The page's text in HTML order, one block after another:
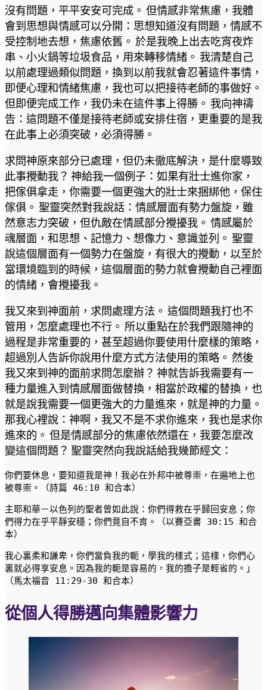
沒有問題，平平安安可完成。 但情感非常焦慮，我體
會到思想與情感可以分開：思想知道沒有問題，情感不
受控制地去想，焦慮依舊。 於是我晚上出去吃宵夜炸
串、小火鍋等垃圾食品，用來轉移情緒。 我清楚自己
以前處理過類似問題，換到以前我就會忍著這件事情，
即便心理和情緒焦慮，我也可以把接待老師的事做好。
但即便完成工作，我仍未在這件事上得勝。 我向神禱
告：這問題不僅是接待老師或安排住宿，更重要的是我
在此事上必須突破，必須得勝。
求問神原來部分已處理，但仍未徹底解決，是什麼導致
此事攪動我？ 神給我一個例子：如果有壯士進你家，
把傢俱拿走，你需要一個更強大的壯士來捆綁他，保住
傢俱。 聖靈突然對我說話：情感層面有勢力盤旋，雖
然意志力突破，但仇敵在情感部分攪擾我。 情感屬於
魂層面，和思想、記憶力、想像力、意識並列。 聖靈
說這個層面有一個勢力在盤旋，有很大的攪動，以至於
當環境臨到的時候，這個層面的勢力就會攪動自己裡面
的情緒，會攪擾我。
我又來到神面前，求問處理方法。 這個問題我打也不
管用，怎麼處理也不行。 所以重點在於我們跟隨神的
過程是非常重要的，甚至超過你要使用什麼樣的策略，
超過別人告訴你說用什麼方式方法使用的策略。 然後
我又來到神的面前求問怎麼辦？ 神就告訴我需要有一
種力量進入到情感層面做替換，相當於政權的替換，也
就是說我需要一個更強大的力量進來，就是神的力量。
那我心裡說：神啊，我又不是不求你進來，我也是求你
進來的。 但是情感部分的焦慮依然還在，我要怎麼改
變這個問題？ 聖靈突然向我說話給我幾節經文：
你們要休息，要知道我是神！我必在外邦中被尊崇，在遍地上也
被尊崇。（詩篇 46:10 和合本）
主耶和華－以色列的聖者曾如此說：你們得救在乎歸回安息；你
們得力在乎平靜安穩；你們竟自不肯。（以賽亞書 30:15 和合
本）
我心裏柔和謙卑，你們當負我的軛，學我的樣式；這樣，你們心
裏就必得享安息。因為我的軛是容易的，我的擔子是輕省的。」
（馬太福音 11:29-30 和合本）
從個人得勝邁向集體影響力